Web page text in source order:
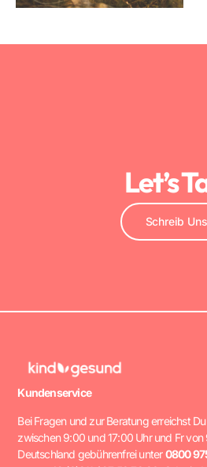
Let’s
Schreib Uns
Kundenservice
Bei Fragen und zur Beratung erreichst
zwischen 9:00 und 17:00 Uhr und Fr von
Deutschland gebührenfrei unter0800